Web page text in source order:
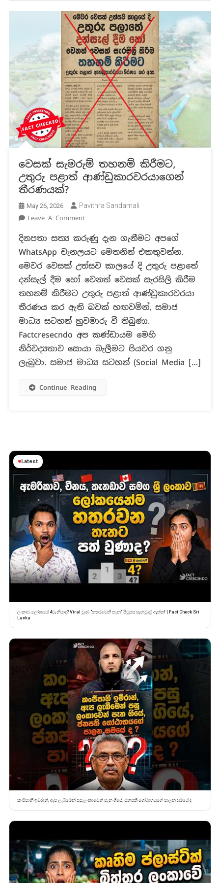
වෙසක් සැමරුම් තහනම් කිරීමට,
උතුරු පළාත් ආණ්ඩුකාරවරයාගෙන්
තීරණයක්?
May 26, 2026 Pavithra Sandamali
Leave A CommentOn
සැමරුම්
තහනම්
කිරීමට,
උතුරු
පළාත්
ආණ්ඩුකාරවරයාගෙන්
තීරණයක්?
දිනපතා සත්‍ය කරුණු දැන ගැනීමට අපගේ
WhatsApp චැනලයට මෙතනින් එකතුවන්න.
මෙවර වෙසක් උත්සව කාලයේ දි උතුරු පළාතේ
දන්සැල් දීම හෝ වෙනත් වෙසක් සැරසිලි කිරීම
තහනම් කිරීමට උතුරු පළාත් ආණ්ඩුකාරවරයා
තීරණය කර ඇති බවක් හඟවමින්, සමාජ
මාධ්‍ය සටහන් හුවමාරු වී තිබුණා.
Factcresecndo අප කණ්ඩායම මෙහි
නිර්වද්‍යතාව සොයා බැලීමට පියවර ගනු
ලැබුවා. සමාජ මාධ්‍ය සටහන් (Social Media […]
Continue Reading
Latest
ලංකාව ලෝකයේ 4වැනියාද? Viral වුණ "හතරවෙනි තැන" පිටුපස සැඟවුණු ඇත්ත! | Fact Check Sri
Lanka
කංජිපානි ඉම්රාන්, ඇප ලැබීමෙන් පසු ලංකාවෙන් පැන ගියේ, ජනපති ගෝඨාභයගේ පාලන සමයේ ද